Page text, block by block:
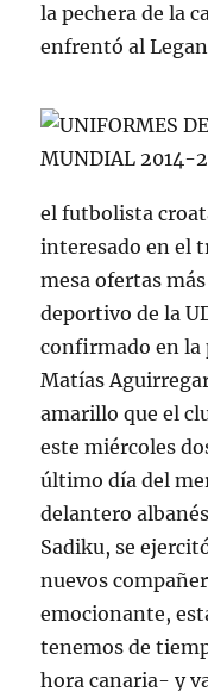
la pechera de la
enfrentó al
el futbolista
interesado en el
mesa ofertas
deportivo de la
confirmado en la
Matías
amarillo que el
este miércoles
último día del
delantero
Sadiku, se
nuevos
emocionante,
tenemos de
hora canaria- y